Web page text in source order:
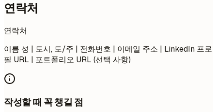
연락처
연락처
이름 성 | 도시, 도/주 | 전화번호 | 이메일 주소 | LinkedIn 프로
필 URL | 포트폴리오 URL (선택 사항)
작성할 때 꼭 챙길 점